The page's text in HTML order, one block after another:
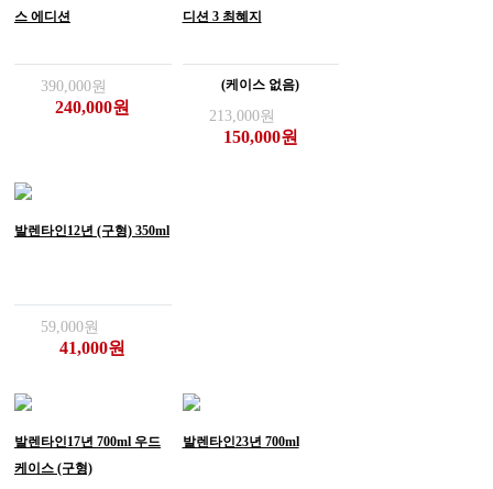
스 에디션
390,000원
240,000원
디션 3 최혜지
(케이스 없음)
213,000원
150,000원
발렌타인12년 (구형) 350ml
59,000원
41,000원
발렌타인17년 700ml 우드
케이스 (구형)
발렌타인23년 700ml